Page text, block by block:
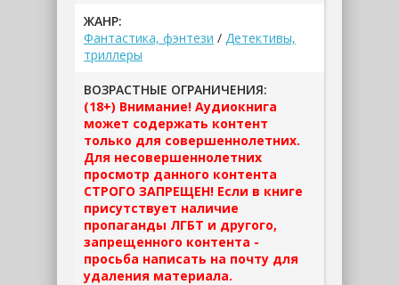
ЖАНР:
Фантастика, фэнтези / Детективы,
триллеры
ВОЗРАСТНЫЕ ОГРАНИЧЕНИЯ:
(18+) Внимание! Аудиокнига
может содержать контент
только для совершеннолетних.
Для несовершеннолетних
просмотр данного контента
СТРОГО ЗАПРЕЩЕН! Если в книге
присутствует наличие
пропаганды ЛГБТ и другого,
запрещенного контента -
просьба написать на почту для
удаления материала.